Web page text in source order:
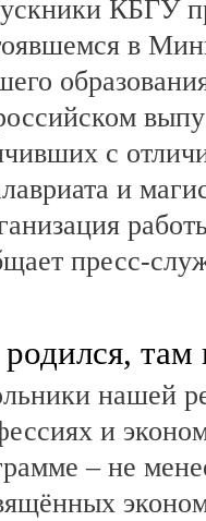
КБГУ
в
с
и
пресс-
там
нашей
и
– не